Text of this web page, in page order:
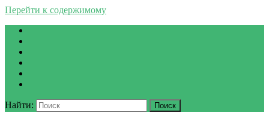
Перейти к содержимому
Найти: